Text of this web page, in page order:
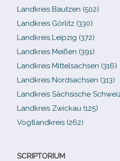
Landkreis Bautzen (502)
Landkreis Görlitz (330)
Landkreis Leipzig (372)
Landkreis Meißen (391)
Landkreis Mittelsachsen (316)
Landkreis Nordsachsen (313)
Landkreis Sächsische
Landkreis Zwickau (125)
Vogtlandkreis (262)
SCRIPTORIUM